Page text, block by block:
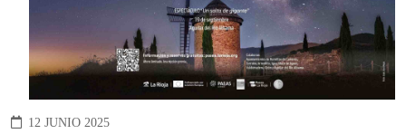
12 JUNIO 2025